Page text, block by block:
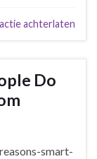
achterlaten
Do
smart-